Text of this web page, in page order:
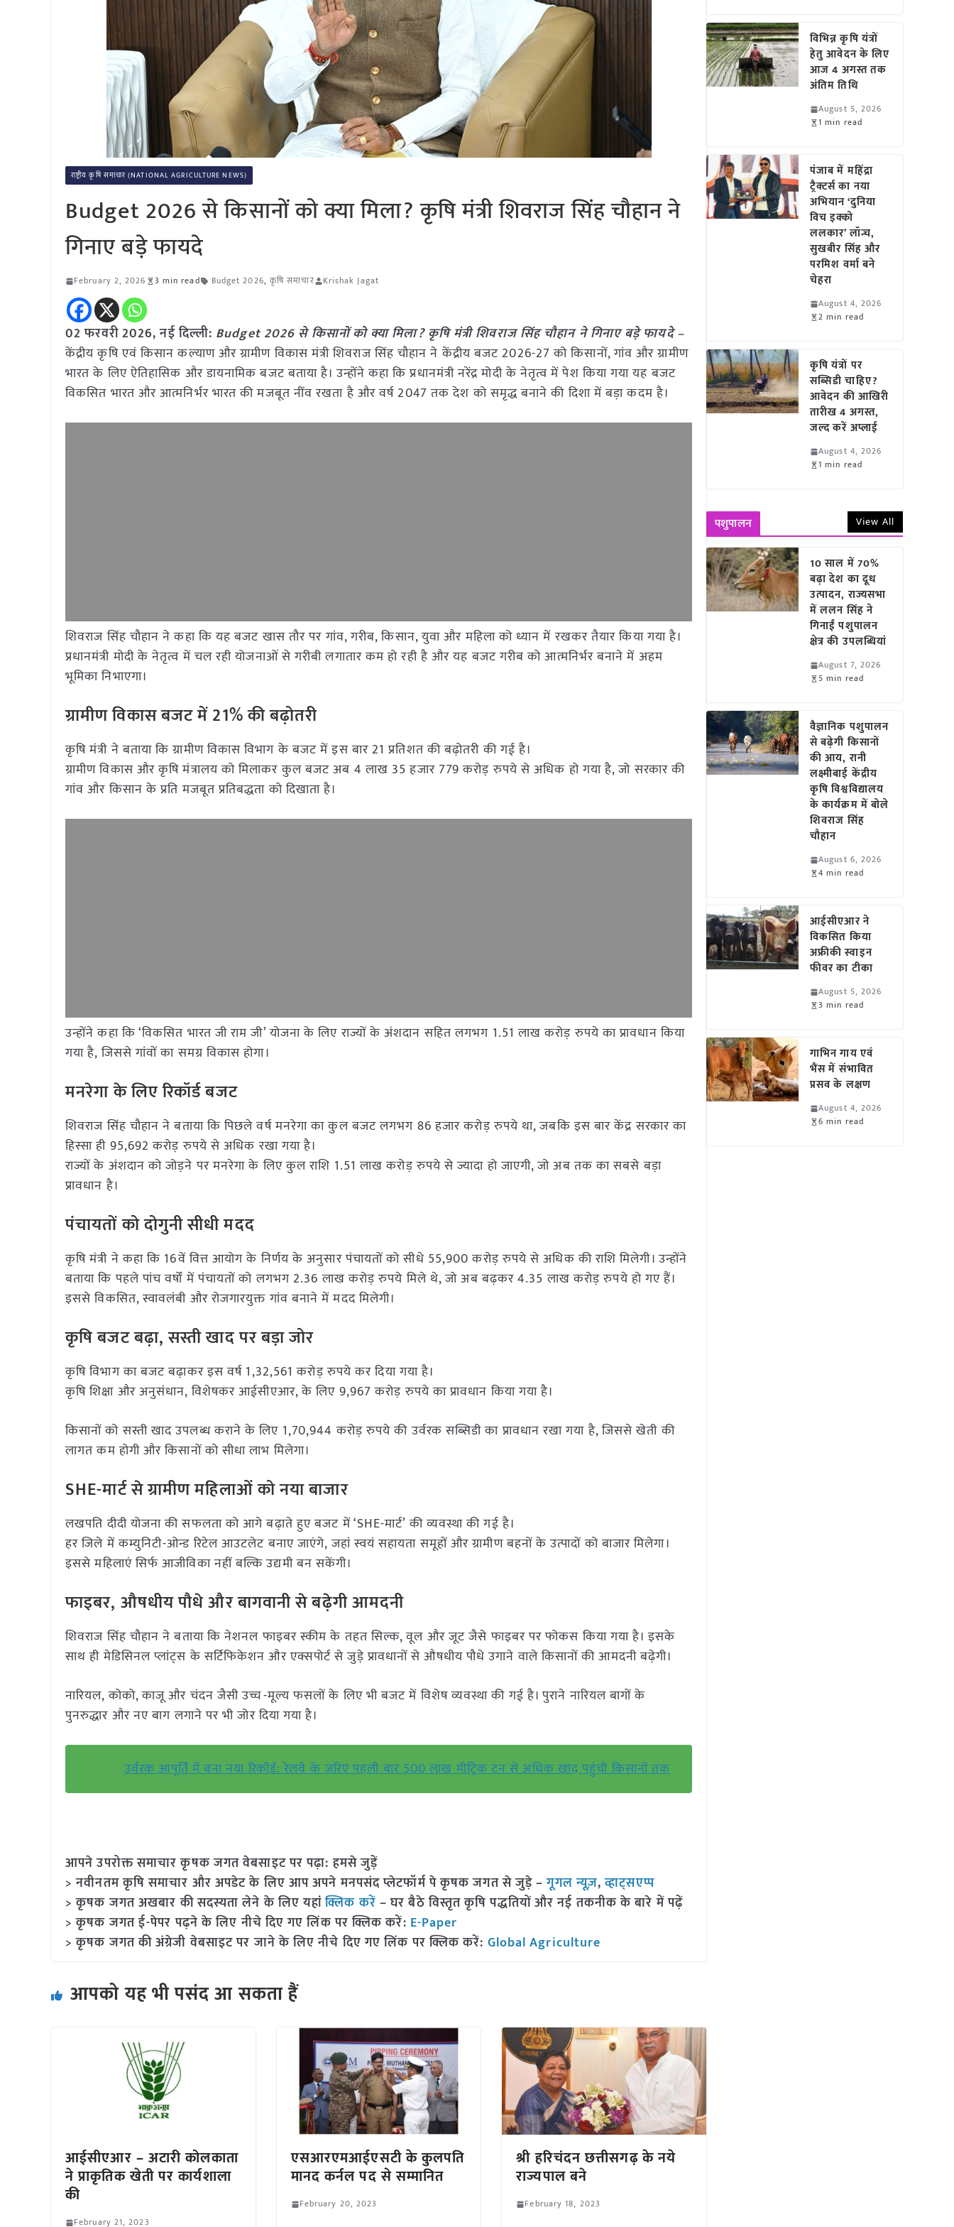
राष्ट्रीय कृषि समाचार (NATIONAL AGRICULTURE NEWS)
Budget 2026 से किसानों को क्या मिला? कृषि मंत्री शिवराज सिंह चौहान ने
गिनाए बड़े फायदे
February 2, 2026 3 min read Budget 2026, कृषि समाचार Krishak Jagat
02 फरवरी 2026, नई दिल्ली: Budget 2026 से किसानों को क्या मिला? कृषि मंत्री शिवराज सिंह चौहान ने गिनाए बड़े फायदे –
केंद्रीय कृषि एवं किसान कल्याण और ग्रामीण विकास मंत्री शिवराज सिंह चौहान ने केंद्रीय बजट 2026-27 को किसानों, गांव और ग्रामीण
भारत के लिए ऐतिहासिक और डायनामिक बजट बताया है। उन्होंने कहा कि प्रधानमंत्री नरेंद्र मोदी के नेतृत्व में पेश किया गया यह बजट
विकसित भारत और आत्मनिर्भर भारत की मजबूत नींव रखता है और वर्ष 2047 तक देश को समृद्ध बनाने की दिशा में बड़ा कदम है।
शिवराज सिंह चौहान ने कहा कि यह बजट खास तौर पर गांव, गरीब, किसान, युवा और महिला को ध्यान में रखकर तैयार किया गया है।
प्रधानमंत्री मोदी के नेतृत्व में चल रही योजनाओं से गरीबी लगातार कम हो रही है और यह बजट गरीब को आत्मनिर्भर बनाने में अहम
भूमिका निभाएगा।
ग्रामीण विकास बजट में 21% की बढ़ोतरी
कृषि मंत्री ने बताया कि ग्रामीण विकास विभाग के बजट में इस बार 21 प्रतिशत की बढ़ोतरी की गई है।
ग्रामीण विकास और कृषि मंत्रालय को मिलाकर कुल बजट अब 4 लाख 35 हजार 779 करोड़ रुपये से अधिक हो गया है, जो सरकार की
गांव और किसान के प्रति मजबूत प्रतिबद्धता को दिखाता है।
उन्होंने कहा कि ‘विकसित भारत जी राम जी’ योजना के लिए राज्यों के अंशदान सहित लगभग 1.51 लाख करोड़ रुपये का प्रावधान किया
गया है, जिससे गांवों का समग्र विकास होगा।
मनरेगा के लिए रिकॉर्ड बजट
शिवराज सिंह चौहान ने बताया कि पिछले वर्ष मनरेगा का कुल बजट लगभग 86 हजार करोड़ रुपये था, जबकि इस बार केंद्र सरकार का
हिस्सा ही 95,692 करोड़ रुपये से अधिक रखा गया है।
राज्यों के अंशदान को जोड़ने पर मनरेगा के लिए कुल राशि 1.51 लाख करोड़ रुपये से ज्यादा हो जाएगी, जो अब तक का सबसे बड़ा
प्रावधान है।
पंचायतों को दोगुनी सीधी मदद
कृषि मंत्री ने कहा कि 16वें वित्त आयोग के निर्णय के अनुसार पंचायतों को सीधे 55,900 करोड़ रुपये से अधिक की राशि मिलेगी। उन्होंने
बताया कि पहले पांच वर्षों में पंचायतों को लगभग 2.36 लाख करोड़ रुपये मिले थे, जो अब बढ़कर 4.35 लाख करोड़ रुपये हो गए हैं।
इससे विकसित, स्वावलंबी और रोजगारयुक्त गांव बनाने में मदद मिलेगी।
कृषि बजट बढ़ा, सस्ती खाद पर बड़ा जोर
कृषि विभाग का बजट बढ़ाकर इस वर्ष 1,32,561 करोड़ रुपये कर दिया गया है।
कृषि शिक्षा और अनुसंधान, विशेषकर आईसीएआर, के लिए 9,967 करोड़ रुपये का प्रावधान किया गया है।
किसानों को सस्ती खाद उपलब्ध कराने के लिए 1,70,944 करोड़ रुपये की उर्वरक सब्सिडी का प्रावधान रखा गया है, जिससे खेती की
लागत कम होगी और किसानों को सीधा लाभ मिलेगा।
SHE-मार्ट से ग्रामीण महिलाओं को नया बाजार
लखपति दीदी योजना की सफलता को आगे बढ़ाते हुए बजट में ‘SHE-मार्ट’ की व्यवस्था की गई है।
हर जिले में कम्युनिटी-ओन्ड रिटेल आउटलेट बनाए जाएंगे, जहां स्वयं सहायता समूहों और ग्रामीण बहनों के उत्पादों को बाजार मिलेगा।
इससे महिलाएं सिर्फ आजीविका नहीं बल्कि उद्यमी बन सकेंगी।
फाइबर, औषधीय पौधे और बागवानी से बढ़ेगी आमदनी
शिवराज सिंह चौहान ने बताया कि नेशनल फाइबर स्कीम के तहत सिल्क, वूल और जूट जैसे फाइबर पर फोकस किया गया है। इसके
साथ ही मेडिसिनल प्लांट्स के सर्टिफिकेशन और एक्सपोर्ट से जुड़े प्रावधानों से औषधीय पौधे उगाने वाले किसानों की आमदनी बढ़ेगी।
नारियल, कोको, काजू और चंदन जैसी उच्च-मूल्य फसलों के लिए भी बजट में विशेष व्यवस्था की गई है। पुराने नारियल बागों के
पुनरुद्धार और नए बाग लगाने पर भी जोर दिया गया है।
उर्वरक आपूर्ति में बना नया रिकॉर्ड: रेलवे के जरिए पहली बार 500 लाख मीट्रिक टन से अधिक खाद पहुंची किसानों तक
आपने उपरोक्त समाचार कृषक जगत वेबसाइट पर पढ़ा: हमसे जुड़ें
> नवीनतम कृषि समाचार और अपडेट के लिए आप अपने मनपसंद प्लेटफॉर्म पे कृषक जगत से जुड़े –गूगल न्यूज़,व्हाट्सएप्प
> कृषक जगत अखबार की सदस्यता लेने के लिए यहांक्लिक करें – घर बैठे विस्तृत कृषि पद्धतियों और नई तकनीक के बारे में पढ़ें
> कृषक जगत ई-पेपर पढ़ने के लिए नीचे दिए गए लिंक पर क्लिक करें: E-Paper
> कृषक जगत की अंग्रेजी वेबसाइट पर जाने के लिए नीचे दिए गए लिंक पर क्लिक करें: Global Agriculture
आपको यह भी पसंद आ सकता हैं
आईसीएआर – अटारी कोलकाता
ने प्राकृतिक खेती पर कार्यशाला
की
February 21, 2023
एसआरएमआईएसटी के कुलपति
मानद कर्नल पद से सम्मानित
February 20, 2023
श्री हरिचंदन छत्तीसगढ़ के नये
राज्यपाल बने
February 18, 2023
विभिन्न कृषि यंत्रों
हेतु आवेदन के लिए
आज 4 अगस्त तक
अंतिम तिथि
August 5, 2026
1 min read
पंजाब में महिंद्रा
ट्रैक्टर्स का नया
अभियान ‘दुनिया
विच इक्को
ललकार’ लॉन्च,
सुखबीर सिंह और
परमिश वर्मा बने
चेहरा
August 4, 2026
2 min read
कृषि यंत्रों पर
सब्सिडी चाहिए?
आवेदन की आखिरी
तारीख 4 अगस्त,
जल्द करें अप्लाई
August 4, 2026
1 min read
पशुपालन View All
10 साल में 70%
बढ़ा देश का दूध
उत्पादन, राज्यसभा
में ललन सिंह ने
गिनाईं पशुपालन
क्षेत्र की उपलब्धियां
August 7, 2026
5 min read
वैज्ञानिक पशुपालन
से बढ़ेगी किसानों
की आय, रानी
लक्ष्मीबाई केंद्रीय
कृषि विश्वविद्यालय
के कार्यक्रम में बोले
शिवराज सिंह
चौहान
August 6, 2026
4 min read
आईसीएआर ने
विकसित किया
अफ्रीकी स्वाइन
फीवर का टीका
August 5, 2026
3 min read
गाभिन गाय एवं
भैंस में संभावित
प्रसव के लक्षण
August 4, 2026
6 min read